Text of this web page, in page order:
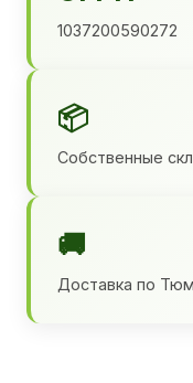
1037200590272
📦
Собственные
🚚
Доставка по